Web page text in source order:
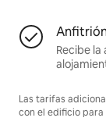
Recibe
Las tarifas
con el edificio